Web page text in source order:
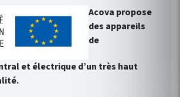
Acova propose
des appareils
de
et électrique d’un très haut